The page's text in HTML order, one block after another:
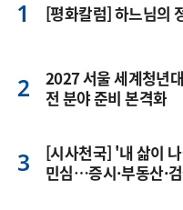
[평화칼럼] 하느님의
2027 서울 세계청년
전 분야 준비 본격화
[시사천국] '내 삶이
민심…증시·부동산·